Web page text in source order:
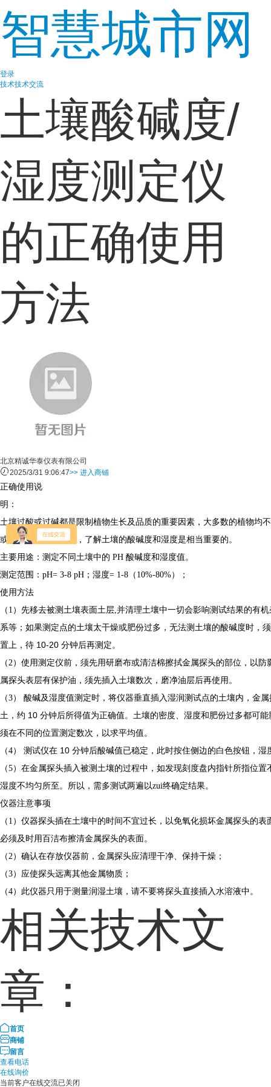
智慧城市网
登录
技术技术交流
土壤酸碱度/
湿度测定仪
的正确使用
方法
北京精诚华泰仪表有限公司
2025/3/31 9:06:47>> 进入商铺
正确使用说
明：
土壤过酸或过碱都是限制植物生长及品质的重要因素，大多数的植物均
或过碱的土壤。因此，了解土壤的酸碱度和湿度是相当重要的。
主要用途：测定不同土壤中的 PH 酸碱度和湿度值。
测定范围：pH= 3-8 pH ；湿度= 1-8 （ 10%-80%）
；
使用方法
（1）先移去被测土壤表面土层,并清理土壤中一切会影响测试结果的有
系等；如果测定点的土壤太干燥或肥份过多，无法测土壤的酸碱度时，
置上，待 10-20 分钟后再测定。
（2）使用测定仪前，须先用研磨布或清洁棉擦拭金属探头的部位，以防
属探头表层有保护油，须先插入土壤数次，磨净油层后再使用。
（3） 酸碱及湿度值测定时，将仪器垂直插入湿润测试点的土壤内，金
土，约 10 分钟后所得值为正确值。土壤的密度、湿度和肥份过多都可
须在不同的位置测定数次，以求平均值。
（4） 测试仪在 10 分钟后酸碱值已稳定，此时按住侧边的白色按钮，湿
（5）在金属探头插入被测土壤的过程中，如发现刻度盘内指针所指位置
湿度不均匀所至。所以，需多测试两遍以zui终确定结果。
仪器注意事项
（1）仪器探头插在土壤中的时间不宜过长，以免氧化损坏金属探头的表
必须及时用百洁布擦清金属探头的表面。
（2）确认在存放仪器前，金属探头应清理干净、保持干燥；
（3）应使探头远离其他金属物质；
（4）此仪器只用于测量润湿土壤，请不要将探头直接插入水溶液中。
相关技术文
章：
首页
商铺
留言
查看电话
在线询价
当前客户在线交流已关闭